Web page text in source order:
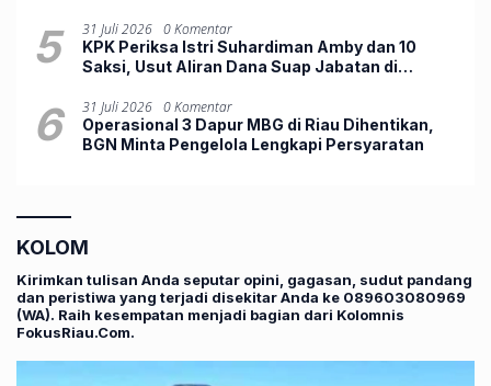
5 31 Juli 2026 0 Komentar
KPK Periksa Istri Suhardiman Amby dan 10
Saksi, Usut Aliran Dana Suap Jabatan di
6 31 Juli 2026 0 Komentar
Operasional 3 Dapur MBG di Riau Dihentikan,
BGN Minta Pengelola Lengkapi Persyaratan
KOLOM
Kirimkan tulisan Anda seputar opini, gagasan, sudut pandang
dan peristiwa yang terjadi disekitar Anda ke 089603080969
(WA). Raih kesempatan menjadi bagian dari Kolomnis
FokusRiau.Com.